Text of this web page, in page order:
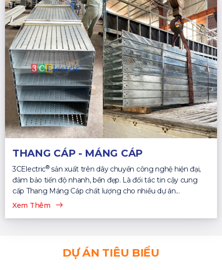
THANG CÁP - MÁNG CÁP
3CElectric®sản xuất trên dây chuyền công nghệ hiện đại,
đảm bảo tiến độ nhanh, bền đẹp. Là đối tác tin cậy cung
cấp Thang Máng Cáp chất lượng cho nhiều dự án...
Xem Thêm
DỰ ÁN TIÊU BIỂU